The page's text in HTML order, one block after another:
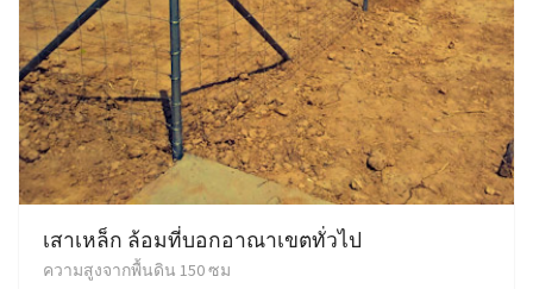
เสาเหล็ก ล้อมที่บอกอาณาเขตทั่วไป
ความสูงจากพื้นดิน 150 ซม